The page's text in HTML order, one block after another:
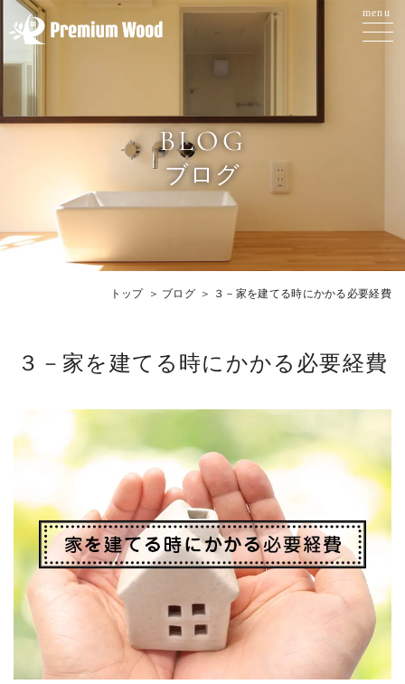
BLOG
ブログ
トップ ブログ ３－家を建てる時にかかる必要経費
３－家を建てる時にかかる必要経費